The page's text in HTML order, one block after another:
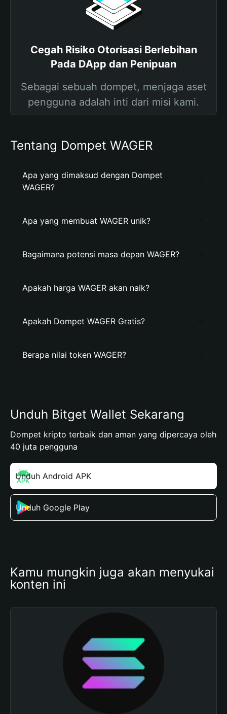
Cegah Risiko Otorisasi Berlebihan
Pada DApp dan Penipuan
Sebagai sebuah dompet, menjaga aset
pengguna adalah inti dari misi kami.
Tentang Dompet WAGER
Apa yang dimaksud dengan Dompet
WAGER?
Apa yang membuat WAGER unik?
Bagaimana potensi masa depan WAGER?
Apakah harga WAGER akan naik?
Apakah Dompet WAGER Gratis?
Berapa nilai token WAGER?
Unduh Bitget Wallet Sekarang
Dompet kripto terbaik dan aman yang dipercaya oleh
40 juta pengguna
Unduh Android APK
Unduh Google Play
Kamu mungkin juga akan menyukai
konten ini